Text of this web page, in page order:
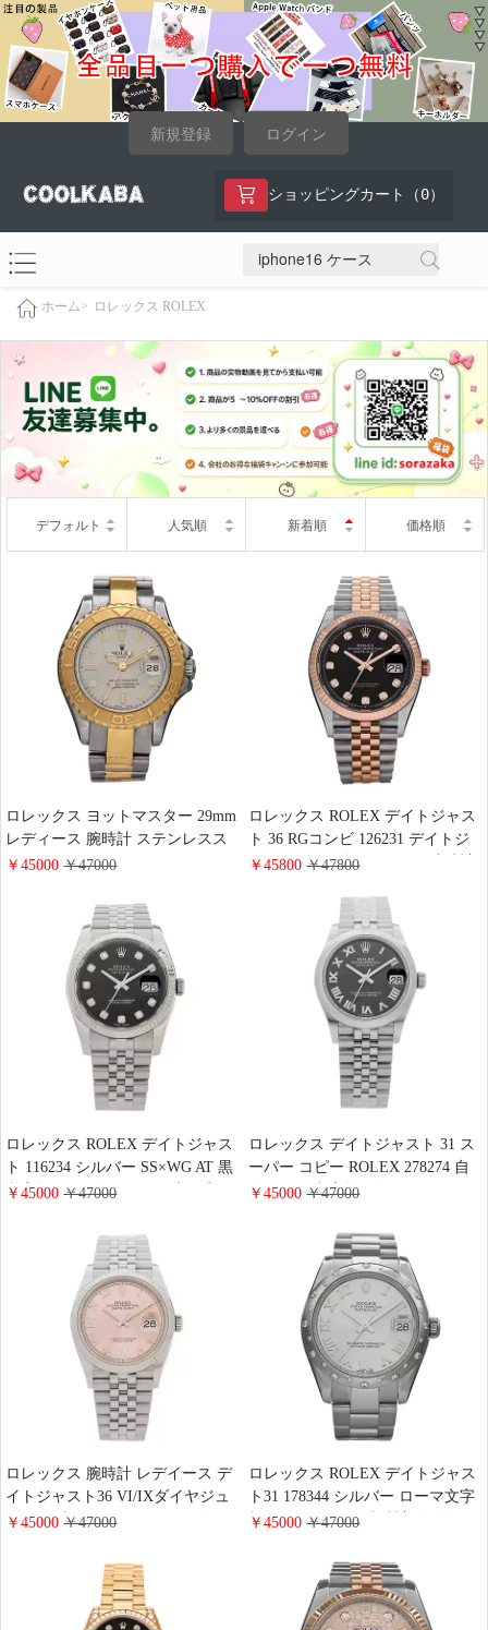
新規登録 ログイン
ショッピングカート（ 0）
ホーム> ロレックス ROLEX
デフォルト 人気順 新着順 価格順
ロレックス ヨットマスター 29mm
レディース 腕時計 ステンレスス
チール ROLEX 69623
￥45000￥47000
ロレックス ROLEX デイトジャス
ト 36 RGコンビ 126231 デイトジ
ャスト 6・9 ダイヤモンド 腕時計
￥45800￥47800
ロレックス ROLEX デイトジャス
ト 116234 シルバー SS×WG AT 黒
文字盤 メンズ ウォッチ 専門店
￥45000￥47000
ロレックス デイトジャスト 31 ス
ーパー コピー ROLEX 278274 自
動巻き 黒文字盤 ダークグレーロ
￥45000￥47000
ロレックス 腕時計 レデイース デ
イトジャスト36 VI/IXダイヤジュ
ビリーブレスレット ピンク 女の
￥45000￥47000
ロレックス ROLEX デイトジャス
ト31 178344 シルバー ローマ文字
盤 ユニセックス 腕時計 自動巻き
￥45000￥47000